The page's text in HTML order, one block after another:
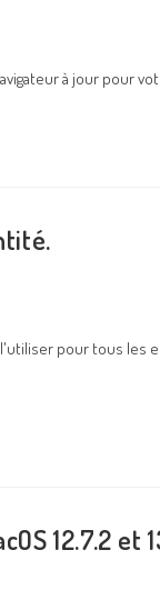
à jour pour
pour tous les
12.7.2 et